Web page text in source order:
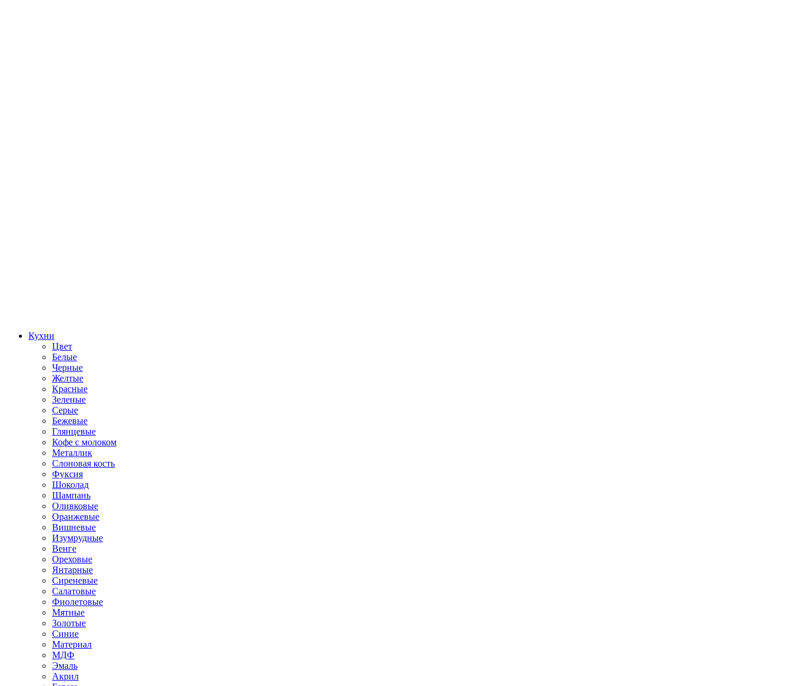
Кухни
Цвет
Белые
Черные
Желтые
Красные
Зеленые
Серые
Бежевые
Глянцевые
Кофе с молоком
Металлик
Слоновая кость
Фуксия
Шоколад
Шампань
Оливковые
Оранжевые
Вишневые
Изумрудные
Венге
Ореховые
Янтарные
Сиреневые
Салатовые
Фиолетовые
Мятные
Золотые
Синие
Материал
МДФ
Эмаль
Акрил